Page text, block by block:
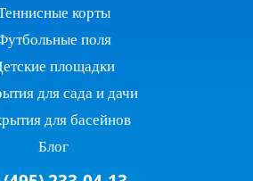
корты
поля
площадки
для сада и дачи
для басейнов
Блог